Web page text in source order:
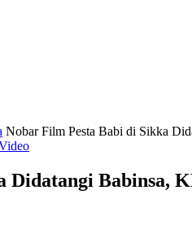
Nobar Film Pesta Babi di Sikka
Didatangi Babinsa,